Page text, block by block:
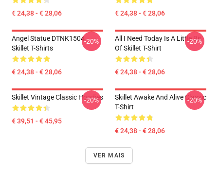
€ 24,38 - € 28,06 € 24,38 - € 28,06
Angel Statue DTNK1504
Skillet T-Shirts
€ 24,38 - € 28,06
-20%
All I Need Today Is A Little Bit
Of Skillet T-Shirt
€ 24,38 - € 28,06
-20%
Skillet Vintage Classic Hoodies
€ 39,51 - € 45,95
-20%
Skillet Awake And Alive Classic
T-Shirt
€ 24,38 - € 28,06
-20%
VER MAIS